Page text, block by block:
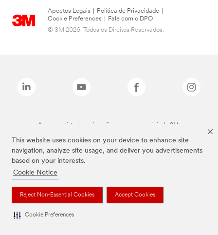
This website uses cookies on your device to enhance site
navigation, analyze site usage, and deliver you advertisements
based on your interests.
Cookie Notice
Reject Non-Essential Cookies Accept Cookies
Cookie Preferences
Apectos Legais Política de Privacidade
Cookie Preferences
Fale com o DPO
© 3M 2026. Todos os Direitos Reservados.
As marcas listadas a cima são marcas comerciais da 3M.